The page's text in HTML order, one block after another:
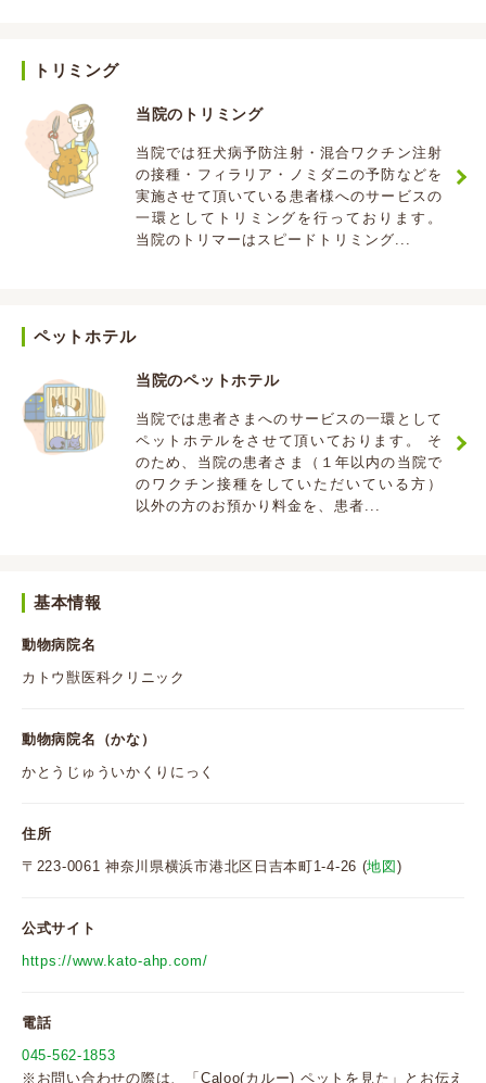
トリミング
当院のトリミング
当院では狂犬病予防注射・混合ワクチン注射
の接種・フィラリア・ノミダニの予防などを
実施させて頂いている患者様へのサービスの
一環としてトリミングを行っております。
当院のトリマーはスピードトリミング...
ペットホテル
当院のペットホテル
当院では患者さまへのサービスの一環として
ペットホテルをさせて頂いております。 そ
のため、当院の患者さま（１年以内の当院で
のワクチン接種をしていただいている方）
以外の方のお預かり料金を、患者...
基本情報
動物病院名
カトウ獣医科クリニック
動物病院名（かな）
かとうじゅういかくりにっく
住所
〒223-0061 神奈川県横浜市港北区日吉本町1-4-26 (地図 )
公式サイト
https://www.kato-ahp.com/
電話
045-562-1853
※お問い合わせの際は、「Caloo(カルー) ペットを見た」とお伝え